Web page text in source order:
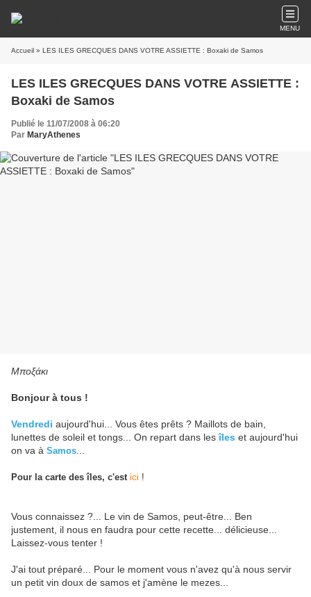
MENU
Accueil » LES ILES GRECQUES DANS VOTRE ASSIETTE : Boxaki de Samos
LES ILES GRECQUES DANS VOTRE ASSIETTE :
Boxaki de Samos
Publié le 11/07/2008 à 06:20
Par MaryAthenes
Μποξάκι
Bonjour à tous !
Vendredi aujourd'hui... Vous êtes prêts ? Maillots de bain,
lunettes de soleil et tongs... On repart dans lesîles et aujourd'hui
on va à Samos
Pour la carte des îles, c'est ici !
Vous connaissez ?... Le vin de Samos, peut-être... Ben
justement, il nous en faudra pour cette recette... délicieuse...
Laissez-vous tenter !
J'ai tout préparé... Pour le moment vous n'avez qu'à nous servir
un petit vin doux de samos et j'amène le mezes...